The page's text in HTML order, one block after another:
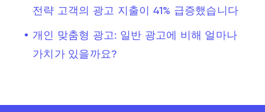
전략 고객의 광고 지출이 41% 급증했습니다
개인 맞춤형 광고: 일반 광고에 비해 얼마나
가치가 있을까요?